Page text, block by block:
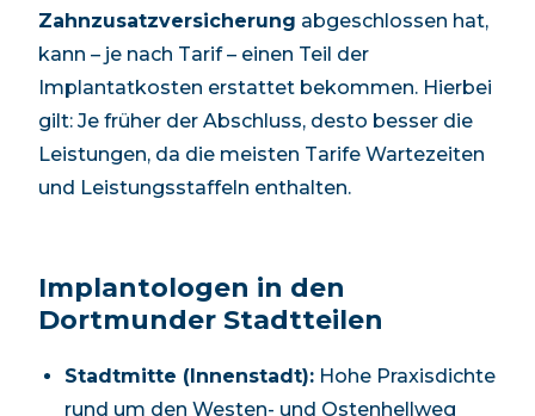
Zahnzusatzversicherung abgeschlossen hat,
kann – je nach Tarif – einen Teil der
Implantatkosten erstattet bekommen. Hierbei
gilt: Je früher der Abschluss, desto besser die
Leistungen, da die meisten Tarife Wartezeiten
und Leistungsstaffeln enthalten.
Implantologen in den
Dortmunder Stadtteilen
Stadtmitte (Innenstadt): Hohe Praxisdichte
rund um den Westen- und Ostenhellweg